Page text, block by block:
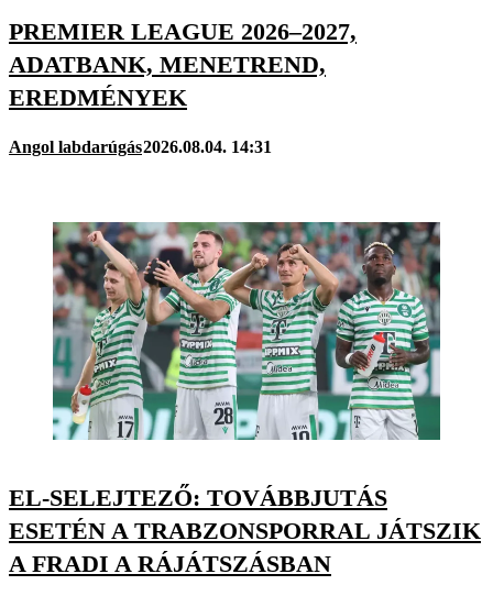
PREMIER LEAGUE 2026–2027,
ADATBANK, MENETREND,
EREDMÉNYEK
Angol labdarúgás2026.08.04. 14:31
EL-SELEJTEZŐ: TOVÁBBJUTÁS
ESETÉN A TRABZONSPORRAL JÁTSZIK
A FRADI A RÁJÁTSZÁSBAN